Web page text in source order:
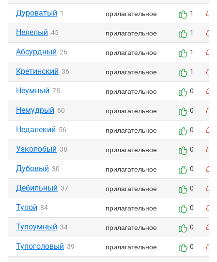
Дуроватый 1 прилагательное 1
Нелепый 45 прилагательное 1
Абсурдный 26 прилагательное 1
Кретинский 36 прилагательное 1
Неумный 75 прилагательное 0
Немудрый 60 прилагательное 0
Недалекий 56 прилагательное 0
Узколобый 38 прилагательное 0
Дубовый 30 прилагательное 0
Дебильный 37 прилагательное 0
Тупой 84 прилагательное 0
Тупоумный 34 прилагательное 0
Тупоголовый 39 прилагательное 0